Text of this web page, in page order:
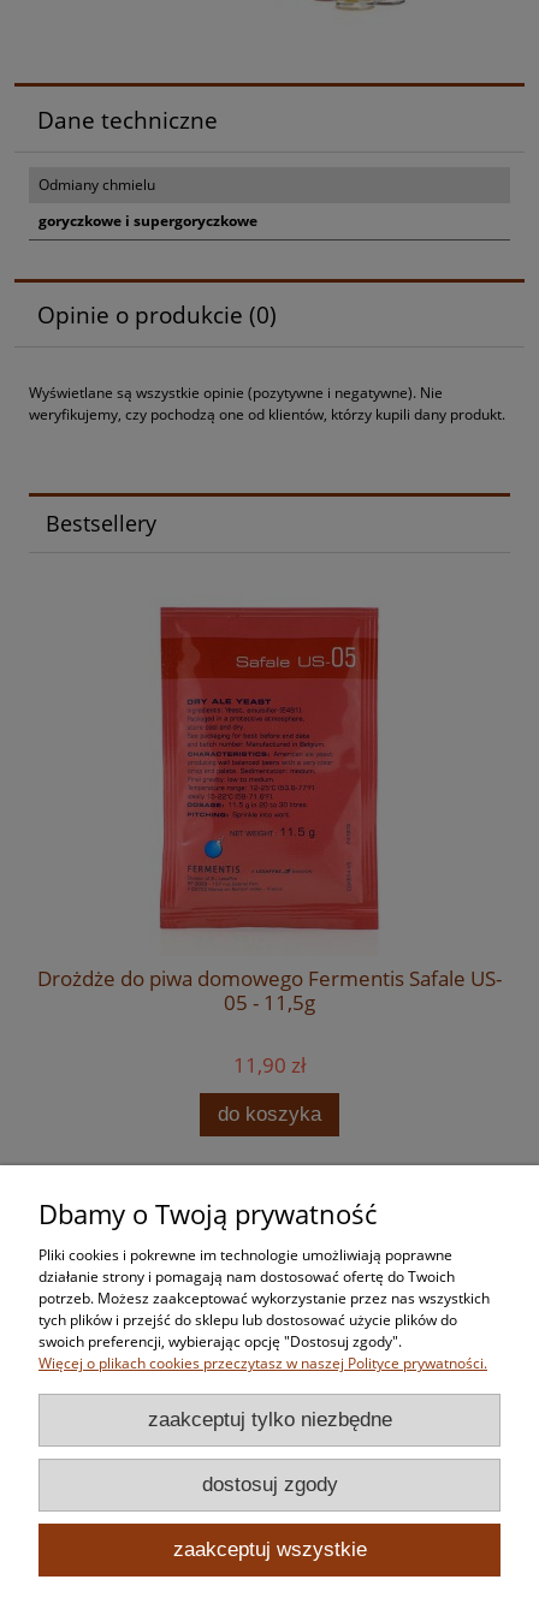
Dane techniczne
Odmiany chmielu
goryczkowe i supergoryczkowe
Opinie o produkcie (0)
Wyświetlane są wszystkie opinie (pozytywne i negatywne). Nie
weryfikujemy, czy pochodzą one od klientów, którzy kupili dany produkt.
Bestsellery
Drożdże do piwa domowego Fermentis Safale US-
05 - 11,5g
11,90 zł
do koszyka
Zakupy
Pomoc
Moje konto
Informacje
Dbamy o Twoją prywatność
Pliki cookies i pokrewne im technologie umożliwiają poprawne
działanie strony i pomagają nam dostosować ofertę do Twoich
potrzeb. Możesz zaakceptować wykorzystanie przez nas wszystkich
tych plików i przejść do sklepu lub dostosować użycie plików do
swoich preferencji, wybierając opcję "Dostosuj zgody".
Więcej o plikach cookies przeczytasz w naszej Polityce prywatności.
zaakceptuj tylko niezbędne
dostosuj zgody
zaakceptuj wszystkie